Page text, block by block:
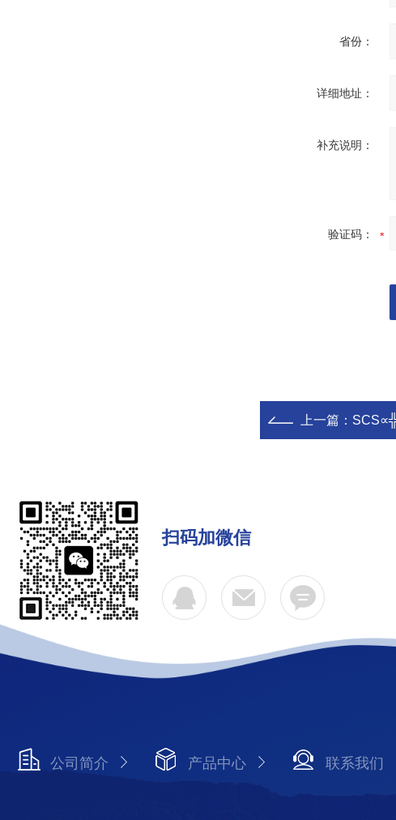
省份：
详细地址：
补充说明：
验证码：
上一篇： SCS∝╬══→
扫码加微信
公司简介 产品中心 联系我们